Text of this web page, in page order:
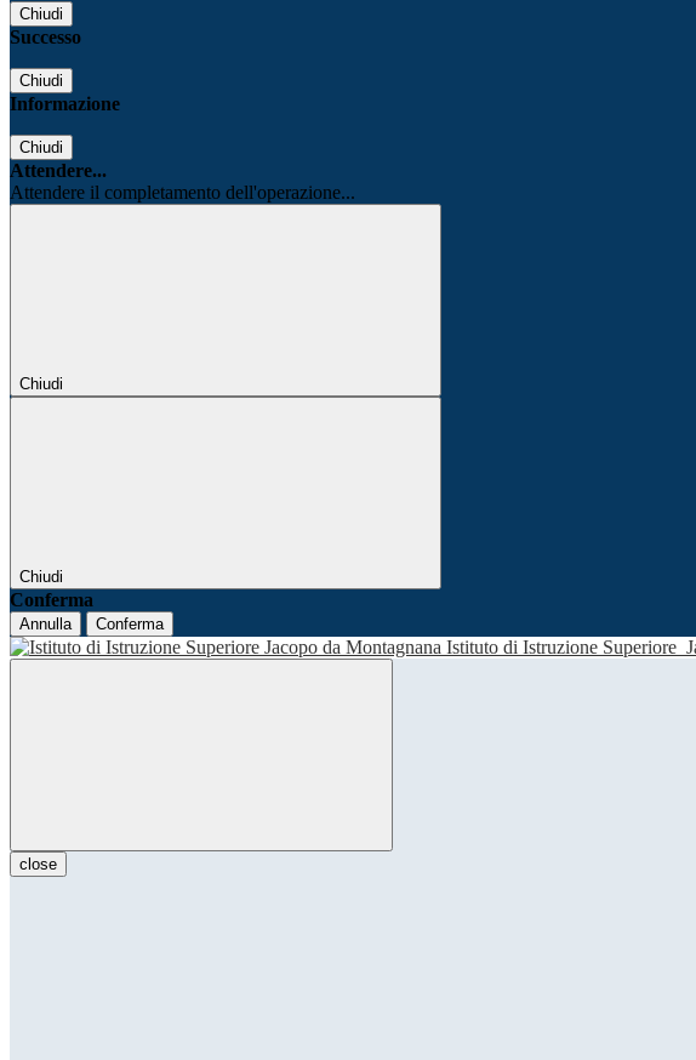
Chiudi
Successo
Chiudi
Informazione
Chiudi
Attendere...
Attendere il completamento dell'operazione...
Chiudi
Chiudi
Conferma
Annulla Conferma
Istituto di Istruzione Superiore
close